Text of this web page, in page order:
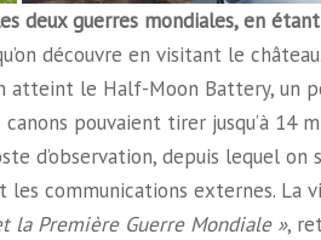
deux guerres mondiales, en
découvre en visitant le
atteint le Half-Moon Battery, un
pouvaient tirer jusqu’à 14
d’observation, depuis lequel on
communications externes. La
la Première Guerre Mondiale »,